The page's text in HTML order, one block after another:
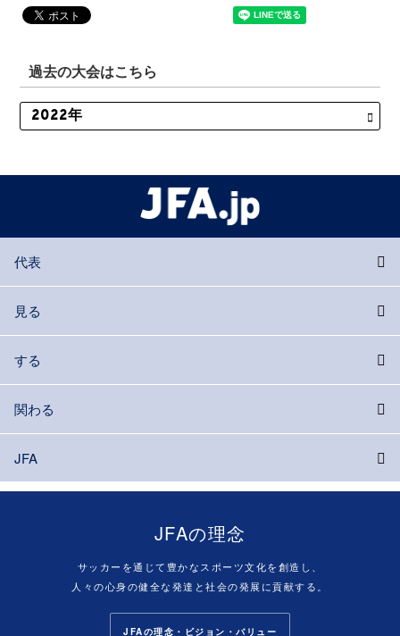
過去の大会はこちら
代表
見る
する
関わる
JFA
JFAの理念
サッカーを通じて豊かなスポーツ文化を創造し、
人々の心身の健全な発達と社会の発展に貢献する。
JFAの理念・ビジョン・バリュー